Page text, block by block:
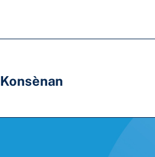
Konsènan